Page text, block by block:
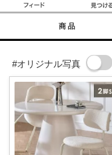
商品
#オリジナル写真